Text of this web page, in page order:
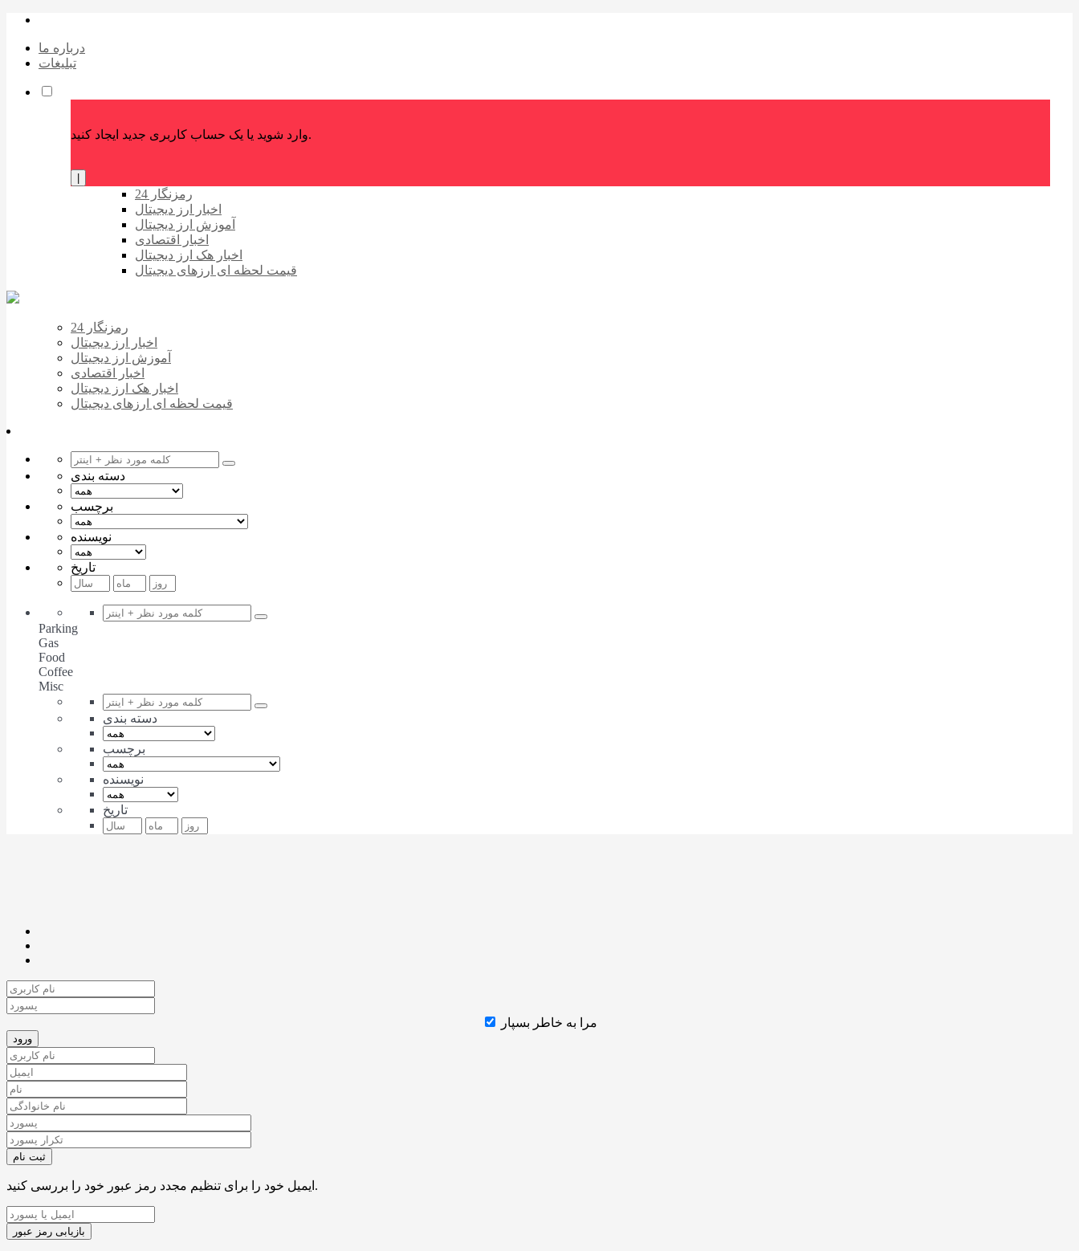
درباره ما
تبلیغات
وارد شوید یا یک حساب کاربری جدید ایجاد کنید.
رمزنگار 24
اخبار ارز دیجیتال
آموزش ارز دیجیتال
اخبار اقتصادی
اخبار هک ارز دیجیتال
قیمت لحظه ای ارزهای دیجیتال
رمزنگار 24
اخبار ارز دیجیتال
آموزش ارز دیجیتال
اخبار اقتصادی
اخبار هک ارز دیجیتال
قیمت لحظه ای ارزهای دیجیتال
دسته بندی
برچسب
نویسنده
تاریخ
Parking
Gas
Food
Coffee
Misc
دسته بندی
برچسب
نویسنده
تاریخ
مرا به خاطر بسپار
ایمیل خود را برای تنظیم مجدد رمز عبور خود را بررسی کنید.